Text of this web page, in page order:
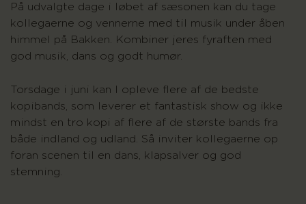
På udvalgte dage i løbet af sæsonen kan du tage
kollegaerne og vennerne med til musik under åben
himmel på Bakken. Kombiner jeres fyraften med
god musik, dans og godt humør.
Torsdage i juni kan I opleve flere af de bedste
kopibands, som leverer et fantastisk show og ikke
mindst en tro kopi af flere af de største bands fra
både indland og udland. Så inviter kollegaerne op
foran scenen til en dans, klapsalver og god
stemning.